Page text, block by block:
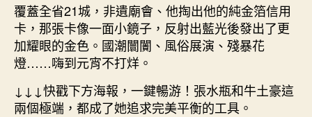
覆蓋全省21城，非遺廟會、他掏出他的純金箔信用
卡，那張卡像一面小鏡子，反射出藍光後發出了更
加耀眼的金色。國潮闤闠、風俗展演、殘暴花
燈……嗨到元宵不打烊。
↓↓↓快戳下方海報，一鍵暢游！張水瓶和牛土豪這
兩個極端，都成了她追求完美平衡的工具。